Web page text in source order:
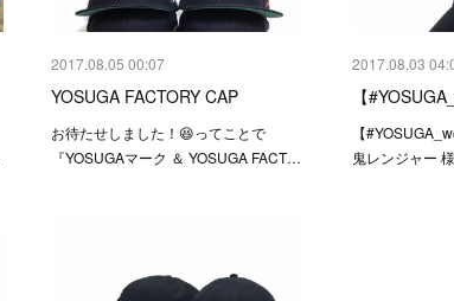
2017.08.05 00:07
YOSUGA FACTORY CAP
お待たせしました！😆ってことで
『YOSUGAマーク ＆ YOSUGA FACT…
2017.08.03
【
【
鬼レンジャー